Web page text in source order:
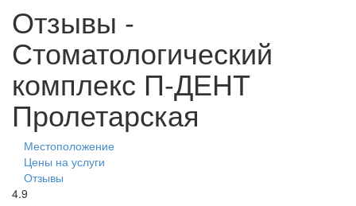
Отзывы -
Стоматологический
комплекс П-ДЕНТ
Пролетарская
Местоположение
Цены на услуги
Отзывы
4.9